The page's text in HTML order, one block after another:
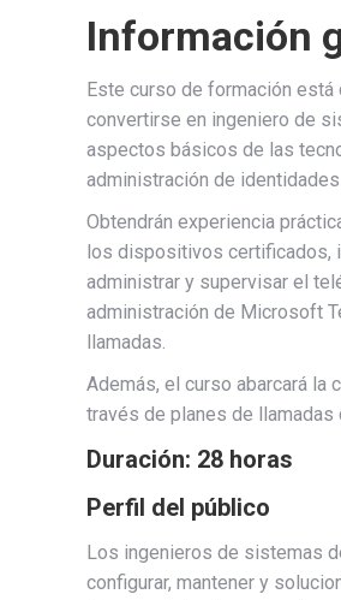
Información
Este curso de formación
convertirse en ingeniero de
aspectos básicos de las
administración de
Obtendrán experiencia
los dispositivos certificados,
administrar y supervisar el
administración de Microsoft
llamadas.
Además, el curso abarcará la
través de planes de
Duración: 28 horas
Perfil del público
Los ingenieros de sistemas
configurar, mantener y